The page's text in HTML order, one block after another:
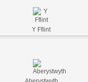
Y Fflint